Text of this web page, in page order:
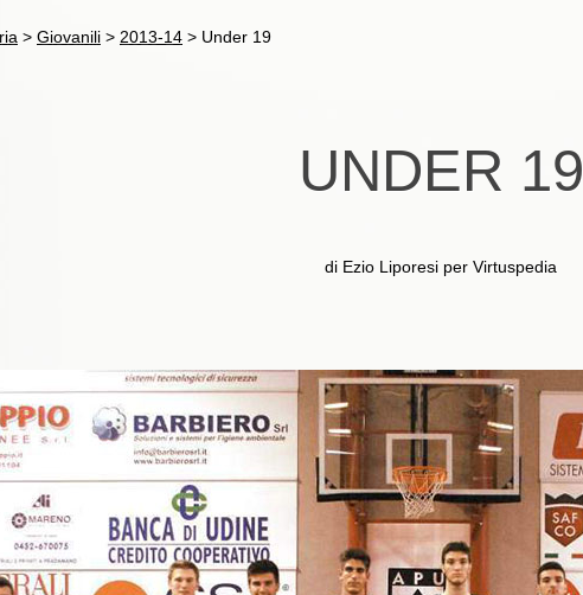
> Giovanili > 2013-14 > Under 19
UNDER 19
di Ezio Liporesi per Virtuspedia